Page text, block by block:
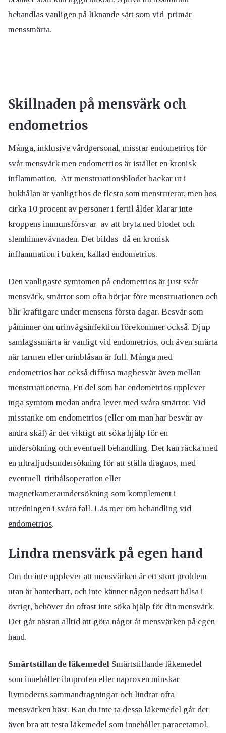
behandlas vanligen på liknande sätt som vid primär
menssmärta.
Skillnaden på mensvärk och
endometrios
Många, inklusive vårdpersonal, misstar endometrios för
svår mensvärk men endometrios är istället en kronisk
inflammation. Att menstruationsblodet backar ut i
bukhålan är vanligt hos de flesta som menstruerar, men hos
cirka 10 procent av personer i fertil ålder klarar inte
kroppens immunsförsvar av att bryta ned blodet och
slemhinnevävnaden. Det bildas då en kronisk
inflammation i buken, kallad endometrios.
Den vanligaste symtomen på endometrios är just svår
mensvärk, smärtor som ofta börjar före menstruationen och
blir kraftigare under mensens första dagar. Besvär som
påminner om urinvägsinfektion förekommer också. Djup
samlagssmärta är vanligt vid endometrios, och även smärta
när tarmen eller urinblåsan är full. Många med
endometrios har också diffusa magbesvär även mellan
menstruationerna. En del som har endometrios upplever
inga symtom medan andra lever med svåra smärtor. Vid
misstanke om endometrios (eller om man har besvär av
andra skäl) är det viktigt att söka hjälp för en
undersökning och eventuell behandling. Det kan räcka med
en ultraljudsundersökning för att ställa diagnos, med
eventuell titthålsoperation eller
magnetkameraundersökning som komplement i
utredningen i svåra fall. Läs mer om behandling vid
endometrios.
Lindra mensvärk på egen hand
Om du inte upplever att mensvärken är ett stort problem
utan är hanterbart, och inte känner någon nedsatt hälsa i
övrigt, behöver du oftast inte söka hjälp för din mensvärk.
Det går nästan alltid att göra något åt mensvärken på egen
hand.
Smärtstillande läkemedel Smärtstillande läkemedel
som innehåller ibuprofen eller naproxen minskar
livmoderns sammandragningar och lindrar ofta
mensvärken bäst. Kan du inte ta dessa läkemedel går det
även bra att testa läkemedel som innehåller paracetamol.